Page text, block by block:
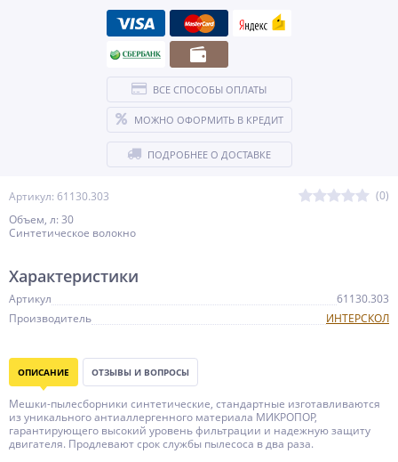
Артикул: 61130.303
(0)
Объем, л: 30
Синтетическое волокно
ВСЕ СПОСОБЫ ОПЛАТЫ
МОЖНО ОФОРМИТЬ В КРЕДИТ
ПОДРОБНЕЕ О ДОСТАВКЕ
Характеристики
Артикул
61130.303
Производитель
ИНТЕРСКОЛ
ОПИСАНИЕ ОТЗЫВЫ И ВОПРОСЫ
Мешки-пылесборники синтетические, стандартные изготавливаются
из уникального антиаллергенного материала МИКРОПОР,
гарантирующего высокий уровень фильтрации и надежную защиту
двигателя. Продлевают срок службы пылесоса в два раза.